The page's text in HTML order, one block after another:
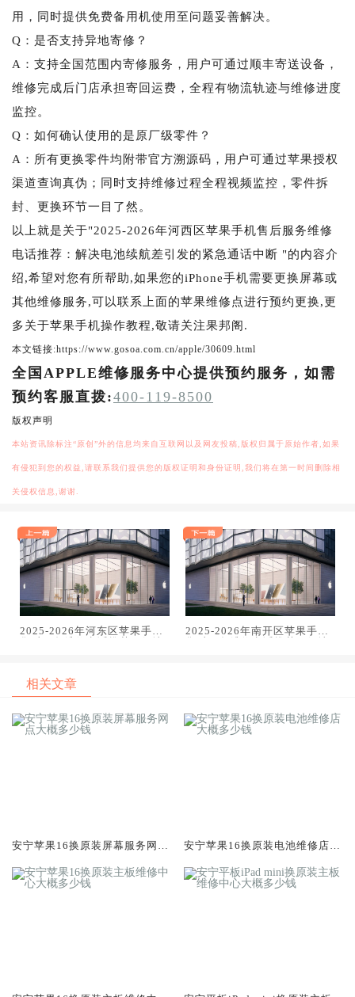
用，同时提供免费备用机使用至问题妥善解决。
Q：是否支持异地寄修？
A：支持全国范围内寄修服务，用户可通过顺丰寄送设备，
维修完成后门店承担寄回运费，全程有物流轨迹与维修进度
监控。
Q：如何确认使用的是原厂级零件？
A：所有更换零件均附带官方溯源码，用户可通过苹果授权
渠道查询真伪；同时支持维修过程全程视频监控，零件拆
封、更换环节一目了然。
以上就是关于"2025-2026年河西区苹果手机售后服务维修
电话推荐：解决电池续航差引发的紧急通话中断 "的内容介
绍,希望对您有所帮助,如果您的iPhone手机需要更换屏幕或
其他维修服务,可以联系上面的苹果维修点进行预约更换,更
多关于苹果手机操作教程,敬请关注果邦阁.
本文链接:https://www.gosoa.com.cn/apple/30609.html
全国APPLE维修服务中心提供预约服务，如需
预约客服直拨:400-119-8500
版权声明
本站资讯除标注“原创”外的信息均来自互联网以及网友投稿,版权归属于原始作者,如果
有侵犯到您的权益,请联系我们提供您的版权证明和身份证明,我们将在第一时间删除相
关侵权信息,谢谢.
2025-2026年河东区苹果手机
2025-2026年南开区苹果手机
相关文章
安宁苹果16换原装屏幕服务网点
安宁苹果16换原装电池维修店大